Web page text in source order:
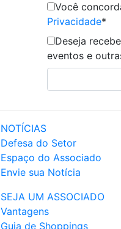
Você
Privacidade*
Deseja
eventos e
NOTÍCIAS
Defesa do Setor
Espaço do Associado
Envie sua Notícia
SEJA UM ASSOCIADO
Vantagens
Guia de Shoppings